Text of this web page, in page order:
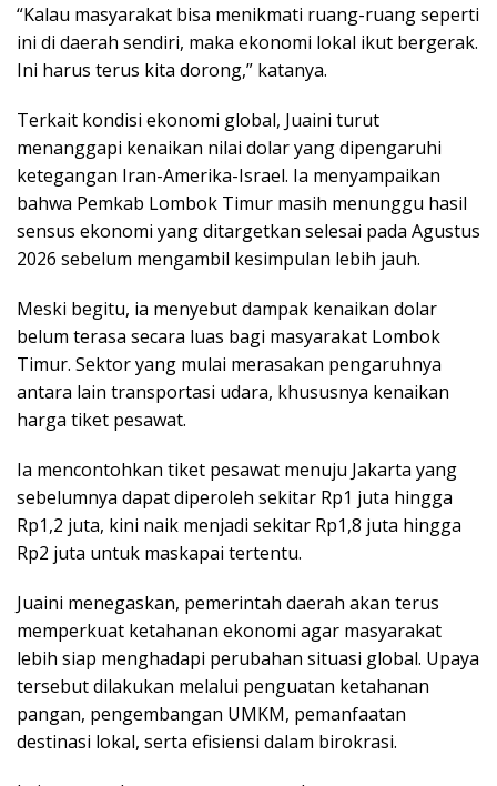
“Kalau masyarakat bisa menikmati ruang-ruang seperti
ini di daerah sendiri, maka ekonomi lokal ikut bergerak.
Ini harus terus kita dorong,” katanya.
Terkait kondisi ekonomi global, Juaini turut
menanggapi kenaikan nilai dolar yang dipengaruhi
ketegangan Iran-Amerika-Israel. Ia menyampaikan
bahwa Pemkab Lombok Timur masih menunggu hasil
sensus ekonomi yang ditargetkan selesai pada Agustus
2026 sebelum mengambil kesimpulan lebih jauh.
Meski begitu, ia menyebut dampak kenaikan dolar
belum terasa secara luas bagi masyarakat Lombok
Timur. Sektor yang mulai merasakan pengaruhnya
antara lain transportasi udara, khususnya kenaikan
harga tiket pesawat.
Ia mencontohkan tiket pesawat menuju Jakarta yang
sebelumnya dapat diperoleh sekitar Rp1 juta hingga
Rp1,2 juta, kini naik menjadi sekitar Rp1,8 juta hingga
Rp2 juta untuk maskapai tertentu.
Juaini menegaskan, pemerintah daerah akan terus
memperkuat ketahanan ekonomi agar masyarakat
lebih siap menghadapi perubahan situasi global. Upaya
tersebut dilakukan melalui penguatan ketahanan
pangan, pengembangan UMKM, pemanfaatan
destinasi lokal, serta efisiensi dalam birokrasi.